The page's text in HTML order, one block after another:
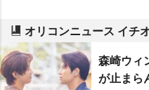
オリコンニュース イチ
森崎ウィ
が止まら